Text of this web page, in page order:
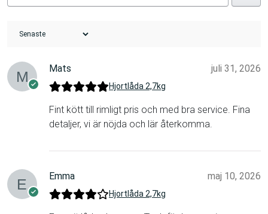
Mats juli 31, 2026
Hjortlåda 2,7kg
Fint kött till rimligt pris och med bra service. Fina
detaljer, vi är nöjda och lär återkomma.
Emma maj 10, 2026
Hjortlåda 2,7kg